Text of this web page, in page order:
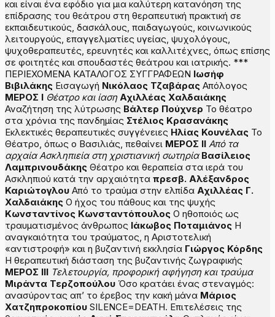
και είναι ένα εφόδιο για μια καλύτερη κατανόηση της
επίδρασης του θεάτρου στη θεραπευτική πρακτική σε
εκπαιδευτικούς, δασκάλους, παιδαγωγούς, κοινωνικούς
λειτουργούς, επαγγελματίες υγείας, ψυχολόγους,
ψυχοθεραπευτές, ερευνητές και καλλιτέχνες, όπως επίσης
σε φοιτητές και σπουδαστές θεάτρου και ιατρικής. ***
ΠΕΡΙΕΧΟΜΕΝΑ ΚΑΤΑΛΟΓΟΣ ΣΥΓΓΡΑΦΕΩΝ Ιωσήφ
Βιβιλάκης Εισαγωγή Νικόλαος Τζαβάρας Απόλογος
ΜΕΡΟΣ Ι Θέατρο και ίαση Αχιλλέας Χαλδαιάκης
Αναζήτηση της λύτρωσης Βάλτερ Πούχνερ To θέατρο
στα χρόνια της πανδημίας Στέλιος Κρασανάκης
Εκλεκτικές θεραπευτικές συγγένειες Ηλίας Κουνέλας Το
Θέατρο, όπως ο Βασιλιάς, πεθαίνει ΜΕΡΟΣ ΙΙ Από τα
αρχαία Ασκληπιεία στη χριστιανική σωτηρία Βασίλειος
Λαμπρινουδάκης Θέατρο και θεραπεία στα ιερά του
Ασκληπιού κατά την αρχαιότητα πρεσβ. Αλέξανδρος
Καριώτογλου Από το τραύμα στην ελπίδα Αχιλλέας Γ.
Χαλδαιάκης Ο ήχος του πάθους και της ψυχής
Κωνσταντίνος Κωνσταντόπουλος Ο ηθοποιός ως
τραυματισμένος άνθρωπος Ιάκωβος Ποταμιάνος Η
αναγκαιότητα του τραύματος, η Αριστοτελική
«αντιστροφή» και η βυζαντινή εκκλησία Γιώργος Κόρδης
Η θεραπευτική διάσταση της βυζαντινής ζωγραφικής
ΜΕΡΟΣ ΙΙΙ Τελετουργία, προφορική αφήγηση και τραύμα
Μιράντα Τερζοπούλου Όσο κρατάει ένας στεναγμός:
ανασύροντας απ’ το έρεβος την κακή μάνα Μάριος
Χατζηπροκοπίου SILENCE=DEATH. Επιτελέσεις της